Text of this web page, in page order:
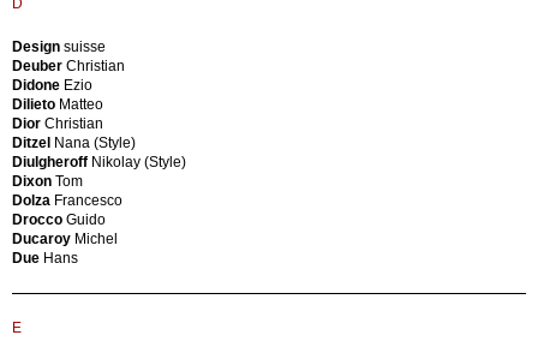
Marianne
(Style)
Branzi
Andrea
Brazzoli
Sergio
Breuer
Marcel
Brombin
Piero
Brotto
Angelo
Jeanpaul
Case
e
Giardini
Case
e
Giardino
Cassina
Cassina
I
Maestri
Castelli
Cenedese
Ceněk
Design suisse
Deuber Christian
Didone Ezio
Dilieto Matteo
Dior Christian
Ditzel Nana (Style)
Diulgheroff Nikolay (Style)
Dixon Tom
Dolza Francesco
Drocco Guido
Ducaroy Michel
Due Hans
E